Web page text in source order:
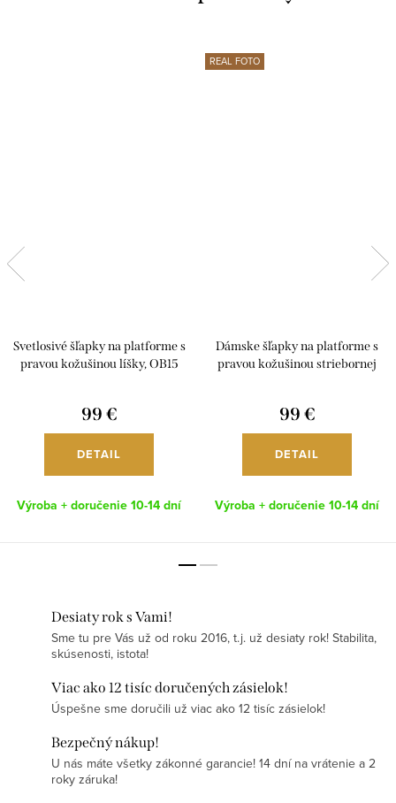
Svetlosivé šľapky na platforme s
pravou kožušinou líšky, OB15
99 €
DETAIL
Výroba + doručenie 10-14 dní
REAL FOTO
Dámske šľapky na platforme s
pravou kožušinou striebornej
99 €
DETAIL
Výroba + doručenie 10-14 dní
Desiaty rok s Vami!
Sme tu pre Vás už od roku 2016, t.j. už desiaty rok! Stabilita,
skúsenosti, istota!
Viac ako 12 tisíc doručených zásielok!
Úspešne sme doručili už viac ako 12 tisíc zásielok!
Bezpečný nákup!
U nás máte všetky zákonné garancie! 14 dní na vrátenie a 2
roky záruka!